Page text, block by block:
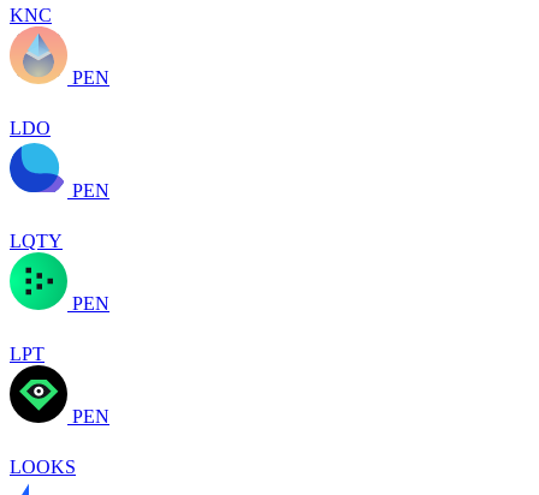
KNC
PEN
LDO
PEN
LQTY
PEN
LPT
PEN
LOOKS